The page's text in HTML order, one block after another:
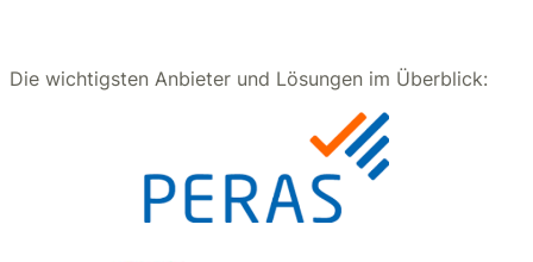
Die wichtigsten Anbieter und Lösungen im Überblick: